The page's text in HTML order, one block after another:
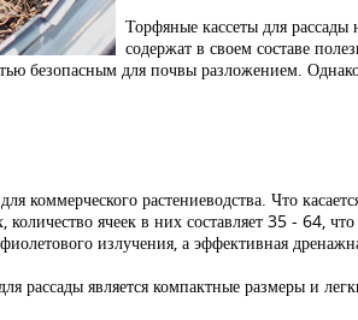
Торфяные кассеты для
содержат в своем составе
безопасным для почвы разложением.
коммерческого растениеводства. Что
ячеек в них составляет 35 - 64,
излучения, а эффективная
является компактные размеры и